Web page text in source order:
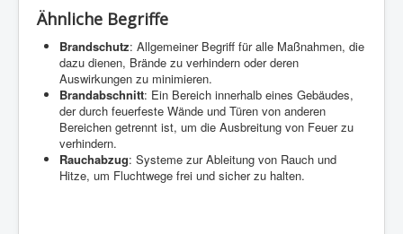
Ähnliche Begriffe
Brandschutz: Allgemeiner Begriff für alle Maßnahmen, die
dazu dienen, Brände zu verhindern oder deren
Auswirkungen zu minimieren.
Brandabschnitt: Ein Bereich innerhalb eines Gebäudes,
der durch feuerfeste Wände und Türen von anderen
Bereichen getrennt ist, um die Ausbreitung von Feuer zu
verhindern.
Rauchabzug: Systeme zur Ableitung von Rauch und
Hitze, um Fluchtwege frei und sicher zu halten.